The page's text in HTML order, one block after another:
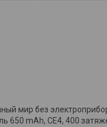
мир без
650 mAh, CE4, 400